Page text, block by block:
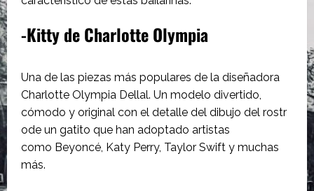
-Kitty de Charlotte Olympia
Una de las piezas más populares de la diseñadora
Charlotte Olympia Dellal. Un modelo divertido,
cómodo y original con el detalle del dibujo del rostr
ode un gatito que han adoptado artistas
como Beyoncé, Katy Perry, Taylor Swift y muchas
más.